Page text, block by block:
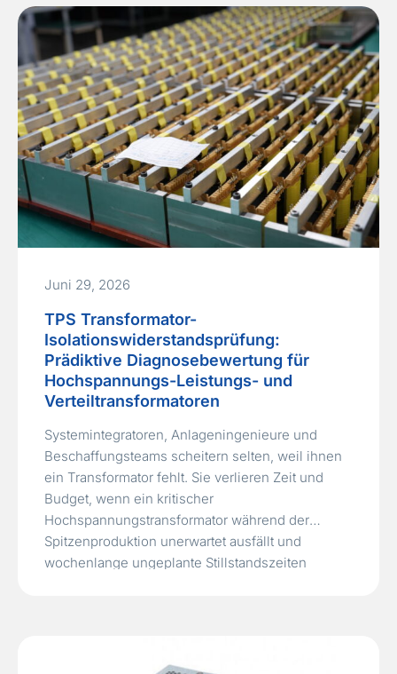
betroffen sind…
Read More »
Juni 29, 2026
TPS Transformator-
Isolationswiderstandsprüfung:
Prädiktive Diagnosebewertung für
Hochspannungs-Leistungs- und
Verteiltransformatoren
Systemintegratoren, Anlageningenieure und
Beschaffungsteams scheitern selten, weil ihnen
ein Transformator fehlt. Sie verlieren Zeit und
Budget, wenn ein kritischer
Hochspannungstransformator während der
Spitzenproduktion unerwartet ausfällt und
wochenlange ungeplante Stillstandszeiten
noch höher.Der transformer…